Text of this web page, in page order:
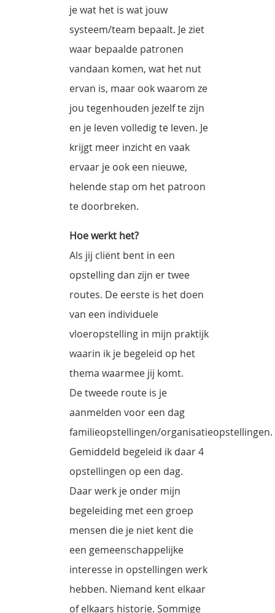
je wat het is wat jouw
systeem/team bepaalt. Je ziet
waar bepaalde patronen
vandaan komen, wat het nut
ervan is, maar ook waarom ze
jou tegenhouden jezelf te zijn
en je leven volledig te leven. Je
krijgt meer inzicht en vaak
ervaar je ook een nieuwe,
helende stap om het patroon
te doorbreken.
Hoe werkt het?
Als jij cliënt bent in een
opstelling dan zijn er twee
routes. De eerste is het doen
van een individuele
vloeropstelling in mijn praktijk
waarin ik je begeleid op het
thema waarmee jij komt.
De tweede route is je
aanmelden voor een dag
familieopstellingen/organisatieopstellingen.
Gemiddeld begeleid ik daar 4
opstellingen op een dag.
Daar werk je onder mijn
begeleiding met een groep
mensen die je niet kent die
een gemeenschappelijke
interesse in opstellingen werk
hebben. Niemand kent elkaar
of elkaars historie. Sommige